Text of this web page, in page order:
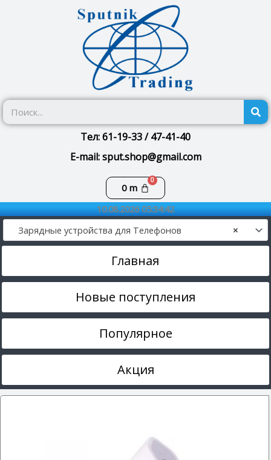
Тел: 61-19-33 / 47-41-40
E-mail: sput.shop@gmail.com
0m
Корзина
10.08.2026 05:34:42
×
Зарядные устройства для Телефонов
Главная
Новые поступления
Популярное
Акция